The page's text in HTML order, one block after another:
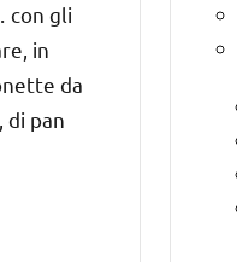
con gli
in
da
di pan